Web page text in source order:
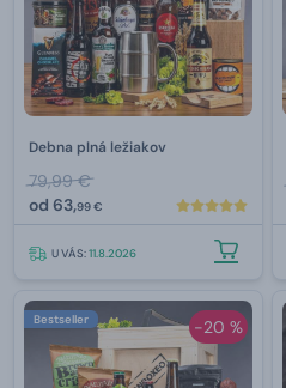
Debna plná ležiakov
79,99 €
od 63,99 €
U VÁS:11.8.2026
-20 %
Bestseller